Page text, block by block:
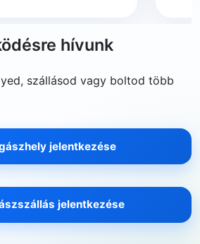
hívunk
szállásod vagy boltod több
jelentkezése
jelentkezése